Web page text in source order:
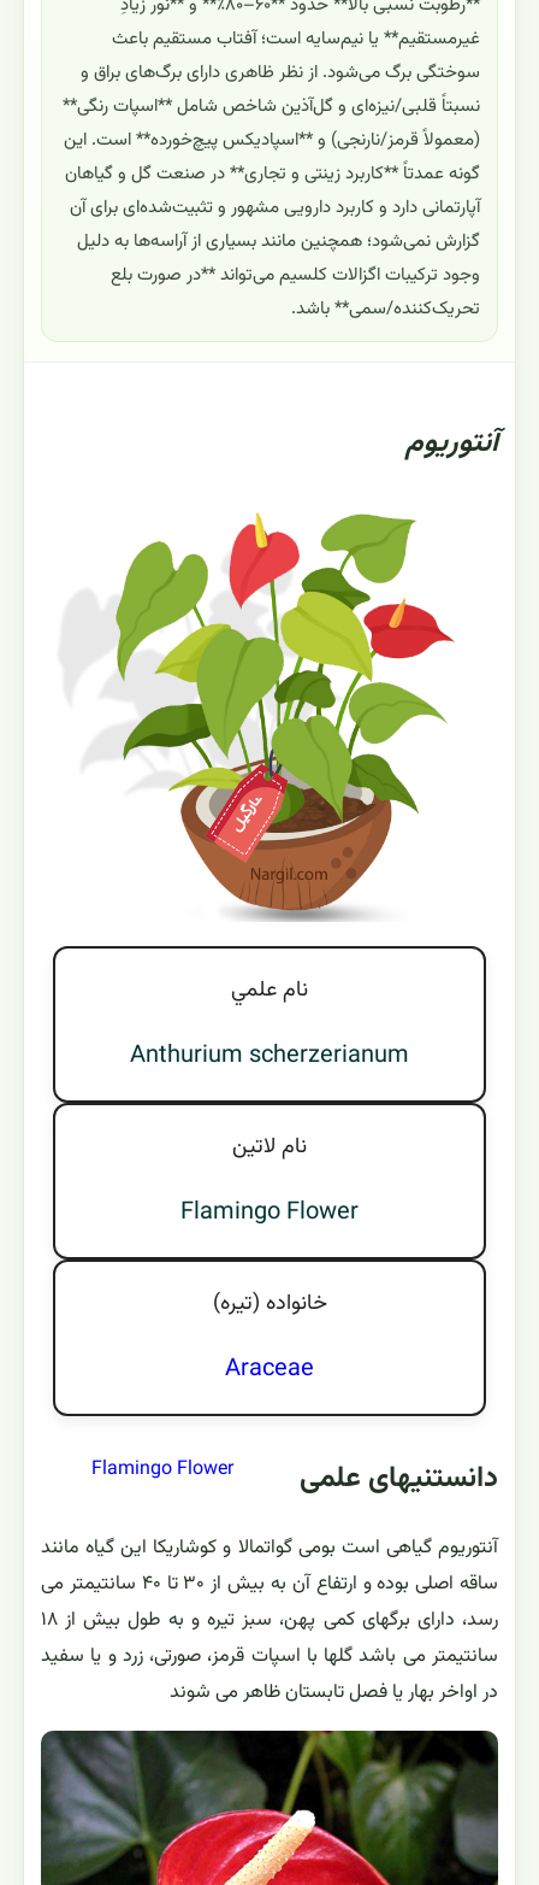
غیرمستقیم** یا نیم‌سایه است؛ آفتاب مستقیم باعث
سوختگی برگ می‌شود. از نظر ظاهری دارای برگ‌های براق و
نسبتاً قلبی/نیزه‌ای و گل‌آذین شاخص شامل **اسپات رنگی**
(معمولاً قرمز/نارنجی) و **اسپادیکس پیچ‌خورده** است. این
گونه عمدتاً **کاربرد زینتی و تجاری** در صنعت گل و گیاهان
آپارتمانی دارد و کاربرد دارویی مشهور و تثبیت‌شده‌ای برای آن
گزارش نمی‌شود؛ همچنین مانند بسیاری از آراسه‌ها به دلیل
وجود ترکیبات اگزالات کلسیم می‌تواند **در صورت بلع
تحریک‌کننده/سمی** باشد.
آنتوریوم
نام علمي
Anthurium scherzerianum
نام لاتين
Flamingo Flower
خانواده (تيره)
Araceae
Flamingo Flower دانستنیهای علمی
آنتوریوم گیاهی است بومی گواتمالا و کوشاریکا این گیاه مانند
ساقه اصلی بوده و ارتفاع آن به بیش از ۳۰ تا ۴۰ سانتیمتر می
رسد، دارای برگهای کمی پهن، سبز تیره و به طول بیش از ۱۸
سانتیمتر می باشد گلها با اسپات قرمز، صورتی، زرد و یا سفید
در اواخر بهار یا فصل تابستان ظاهر می شوند